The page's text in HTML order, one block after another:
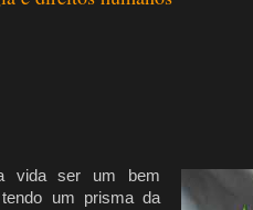
vida ser um bem
um prisma da